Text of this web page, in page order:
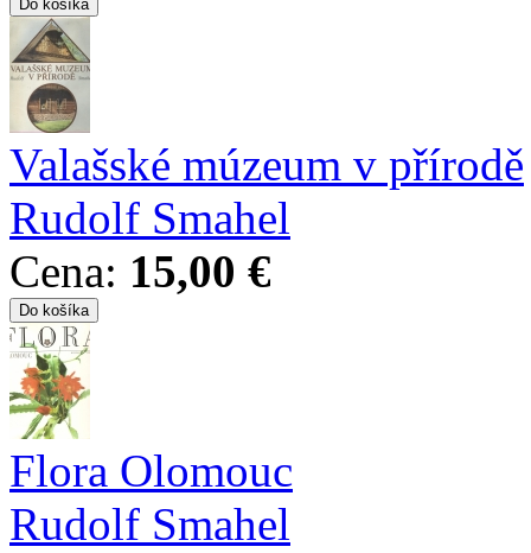
Valašské múzeum v přírodě
Rudolf Smahel
Cena: 15,00 €
Flora Olomouc
Rudolf Smahel